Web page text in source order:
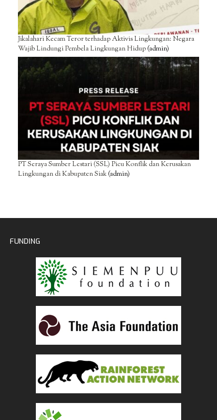
Jikalahari Kecam Teror terhadap Aktivis Lingkungan: Negara
Wajib Lindungi Pembela Lingkungan Hidup(admin)
PT Seraya Sumber Lestari (SSL) Picu Konflik dan Kerusakan
Lingkungan di Kabupaten Siak(admin)
FUNDING